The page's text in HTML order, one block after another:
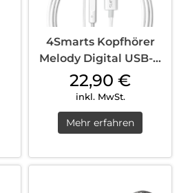
4Smarts Kopfhörer
Melody Digital USB-C
Weiß
22,90 €
inkl. MwSt.
Mehr erfahren